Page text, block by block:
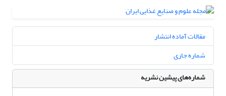
مقالات آماده انتشار
شماره جاری
شماره‌های پیشین نشریه